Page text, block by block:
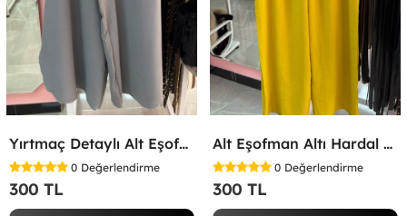
Yırtmaç Detaylı Alt Eşofman Altı Gri
0 Değerlendirme
300 TL
Alt Eşofman Altı Hardal Sarısı
0 Değerlendirme
300 TL